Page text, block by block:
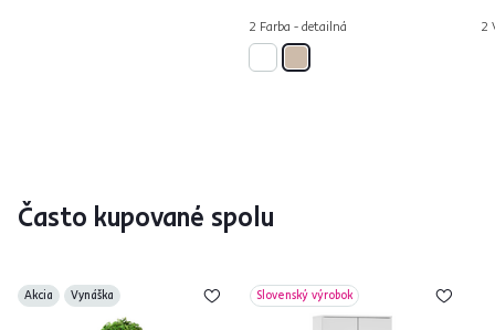
2 Farba - detailná 2
Často kupované spolu
Akcia Vynáška Slovenský výrobok